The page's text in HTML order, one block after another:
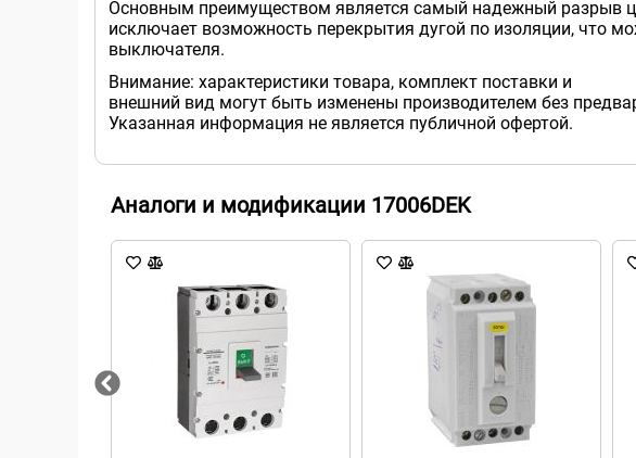
Основным преимуществом является самый надежный разрыв
исключает возможность перекрытия дугой по изоляции, что
выключателя.
Внимание: характеристики товара, комплект поставки и
внешний вид могут быть изменены производителем без
Указанная информация не является публичной офертой.
Аналоги и модификации 17006DEK